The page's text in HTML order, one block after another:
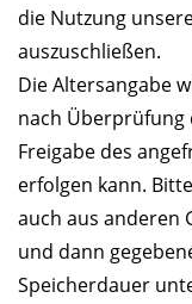
die Nutzung
auszuschließen.
Die Altersangabe
nach Überprüfung
Freigabe des
erfolgen kann.
auch aus anderen
und dann
Speicherdauer